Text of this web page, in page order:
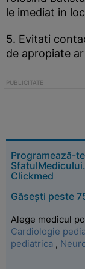
le imediat in
5. Evitati
de apropiate
Programează-
Clickmed
Găsești peste
Alege medicul
Cardiologie
pediatrica ,